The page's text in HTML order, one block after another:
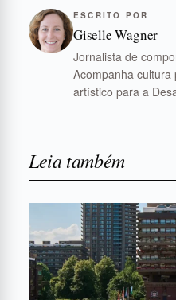
ESCRITO POR
Giselle Wagner
Jornalista de
Acompanha cultura
artístico para a
Leia também